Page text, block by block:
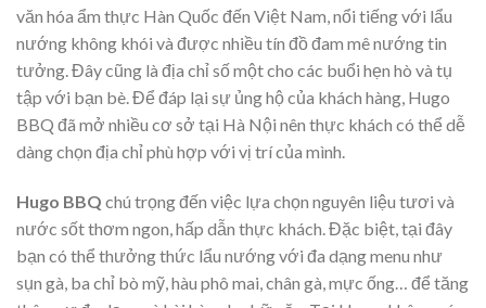
văn hóa ẩm thực Hàn Quốc đến Việt Nam, nổi tiếng với lẩu
nướng không khói và được nhiều tín đồ đam mê nướng tin
tưởng. Đây cũng là địa chỉ số một cho các buổi hẹn hò và tụ
tập với bạn bè. Để đáp lại sự ủng hộ của khách hàng, Hugo
BBQ đã mở nhiều cơ sở tại Hà Nội nên thực khách có thể dễ
dàng chọn địa chỉ phù hợp với vị trí của mình.
Hugo BBQ chú trọng đến việc lựa chọn nguyên liệu tươi và
nước sốt thơm ngon, hấp dẫn thực khách. Đặc biệt, tại đây
bạn có thể thưởng thức lẩu nướng với đa dạng menu như
sụn gà, ba chỉ bò mỹ, hàu phô mai, chân gà, mực ống… để tăng